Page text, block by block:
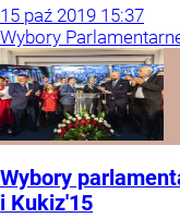
15 paź 2019 15:37
Wybory
Wybory
i Kukiz'15